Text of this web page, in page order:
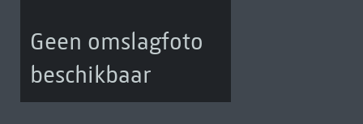
Geen omslagfoto
beschikbaar